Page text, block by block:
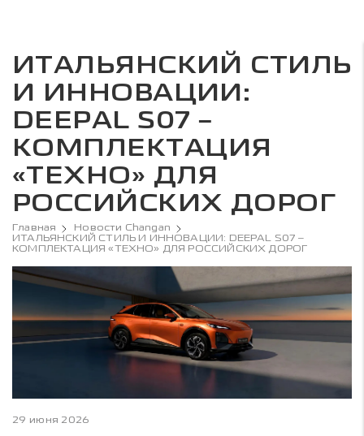
ИТАЛЬЯНСКИЙ СТИЛЬ
И ИННОВАЦИИ:
DEEPAL S07 –
КОМПЛЕКТАЦИЯ
«ТЕХНО» ДЛЯ
РОССИЙСКИХ ДОРОГ
Главная
Новости Changan
ИТАЛЬЯНСКИЙ СТИЛЬ И ИННОВАЦИИ: DEEPAL S07 –
КОМПЛЕКТАЦИЯ «ТЕХНО» ДЛЯ РОССИЙСКИХ ДОРОГ
29 июня 2026